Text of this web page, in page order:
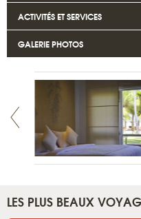
ACTIVITÉS ET SERVICES
GALERIE PHOTOS
LES PLUS BEAUX